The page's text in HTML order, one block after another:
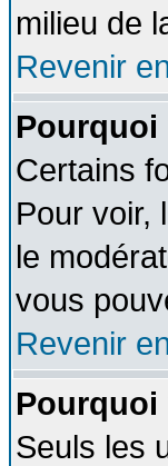
milieu de
Revenir
Pourquoi
Certains
Pour voir,
le
vous
Revenir
Pourquoi
Seuls les